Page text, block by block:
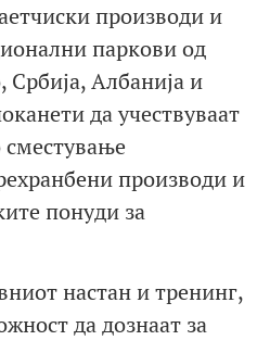
производи и
паркови од
Србија, Албанија и
да учествуваат
сместување
производи и
понуди за
настан и тренинг,
да дознаат за